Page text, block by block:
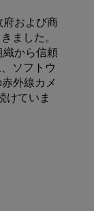
府および商
ました。
織から信頼
ソフトウ
外線カメ
けていま